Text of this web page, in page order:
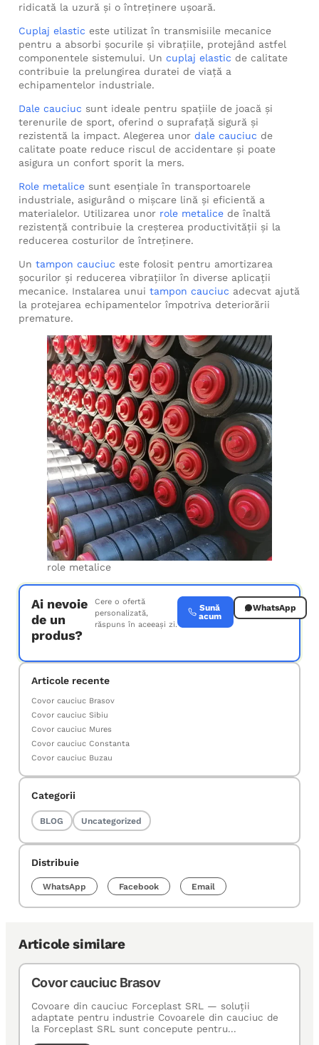
ridicată la uzură și o întreținere ușoară.
Cuplaj elastic este utilizat în transmisiile mecanice
pentru a absorbi șocurile și vibrațiile, protejând astfel
componentele sistemului. Un cuplaj elastic de calitate
contribuie la prelungirea duratei de viață a
echipamentelor industriale.
Dale cauciuc sunt ideale pentru spațiile de joacă și
terenurile de sport, oferind o suprafață sigură și
rezistentă la impact. Alegerea unor dale cauciuc de
calitate poate reduce riscul de accidentare și poate
asigura un confort sporit la mers.
Role metalice sunt esențiale în transportoarele
industriale, asigurând o mișcare lină și eficientă a
materialelor. Utilizarea unor role metalice de înaltă
rezistență contribuie la creșterea productivității și la
reducerea costurilor de întreținere.
Un tampon cauciuc este folosit pentru amortizarea
șocurilor și reducerea vibrațiilor în diverse aplicații
mecanice. Instalarea unui tampon cauciuc adecvat ajută
la protejarea echipamentelor împotriva deteriorării
premature.
role metalice
Ai nevoie
de un
produs?
Cere o ofertă
personalizată,
răspuns în aceeași zi.
Sună
acum
WhatsApp
Articole recente
Covor cauciuc Brasov
Covor cauciuc Sibiu
Covor cauciuc Mures
Covor cauciuc Constanta
Covor cauciuc Buzau
Categorii
BLOG Uncategorized
Distribuie
WhatsApp Facebook Email
Articole similare
Covor cauciuc Brasov
Covoare din cauciuc Forceplast SRL — soluţii
adaptate pentru industrie Covoarele din cauciuc de
la Forceplast SRL sunt concepute pentru...